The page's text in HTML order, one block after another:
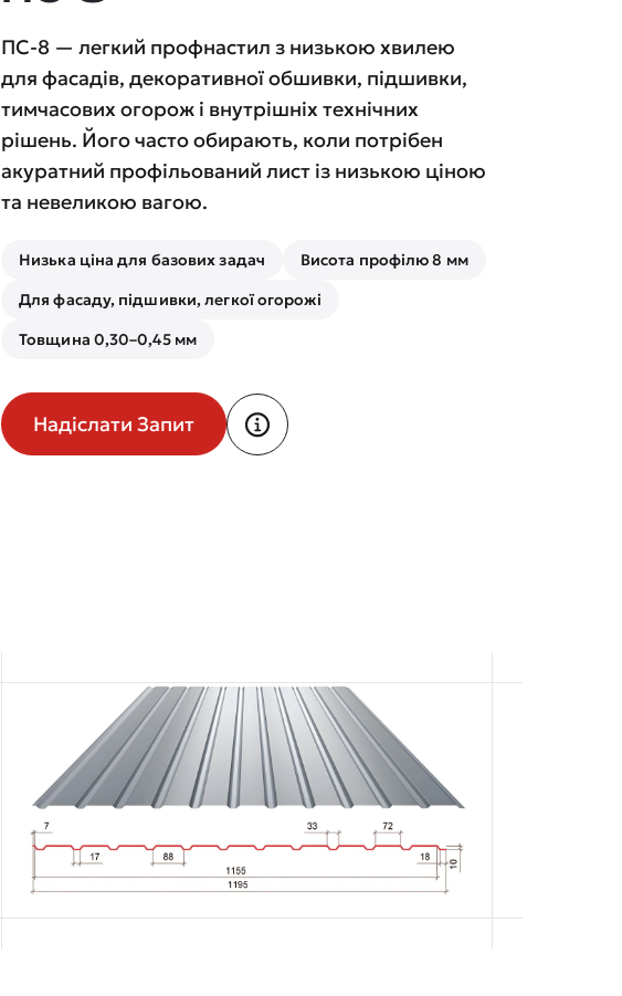
ПС-8 — легкий профнастил з низькою хвилею
для фасадів, декоративної обшивки, підшивки,
тимчасових огорож і внутрішніх технічних
рішень. Його часто обирають, коли потрібен
акуратний профільований лист із низькою ціною
та невеликою вагою.
Низька ціна для базових задач
Висота профілю 8 мм
Для фасаду, підшивки, легкої огорожі
Товщина 0,30–0,45 мм
Надіслати Запит